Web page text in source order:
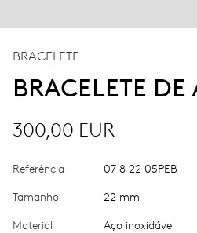
BRACELETE
BRACELETE
300,00 EUR
Referência 07 8 22 05PEB
Tamanho 22 mm
Material Aço inoxidável